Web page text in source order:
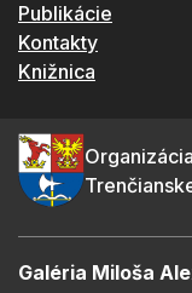
Publikácie
Kontakty
Knižnica
Galéria Miloša